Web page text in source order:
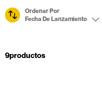
Ordenar Por
Fecha De Lanzamiento
9productos